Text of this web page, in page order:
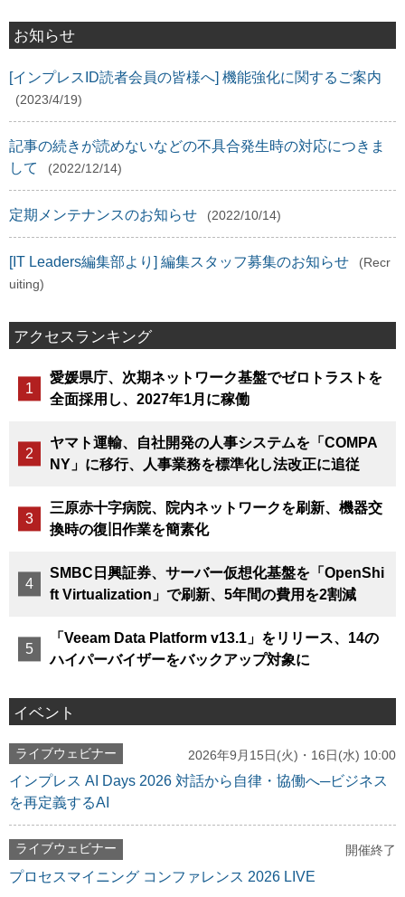
お知らせ
[インプレスID読者会員の皆様へ] 機能強化に関するご案内
(2023/4/19)
記事の続きが読めないなどの不具合発生時の対応につきま
して
(2022/12/14)
定期メンテナンスのお知らせ (2022/10/14)
[IT Leaders編集部より] 編集スタッフ募集のお知らせ
(Recr
uiting)
アクセスランキング
愛媛県庁、次期ネットワーク基盤でゼロトラストを
全面採用し、2027年1月に稼働
ヤマト運輸、自社開発の人事システムを「COMPA
NY」に移行、人事業務を標準化し法改正に追従
三原赤十字病院、院内ネットワークを刷新、機器交
換時の復旧作業を簡素化
SMBC日興証券、サーバー仮想化基盤を「OpenShi
ft Virtualization」で刷新、5年間の費用を2割減
「Veeam Data Platform v13.1」をリリース、14の
ハイパーバイザーをバックアップ対象に
イベント
ライブウェビナー 2026年9月15日(火)・16日(水) 10:00
インプレス AI Days 2026 対話から自律・協働へ─ビジネス
を再定義するAI
ライブウェビナー 開催終了
プロセスマイニング コンファレンス 2026 LIVE